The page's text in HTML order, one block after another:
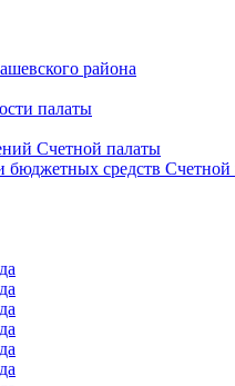
района
палаты
Счетной палаты
бюджетных средств Счетной